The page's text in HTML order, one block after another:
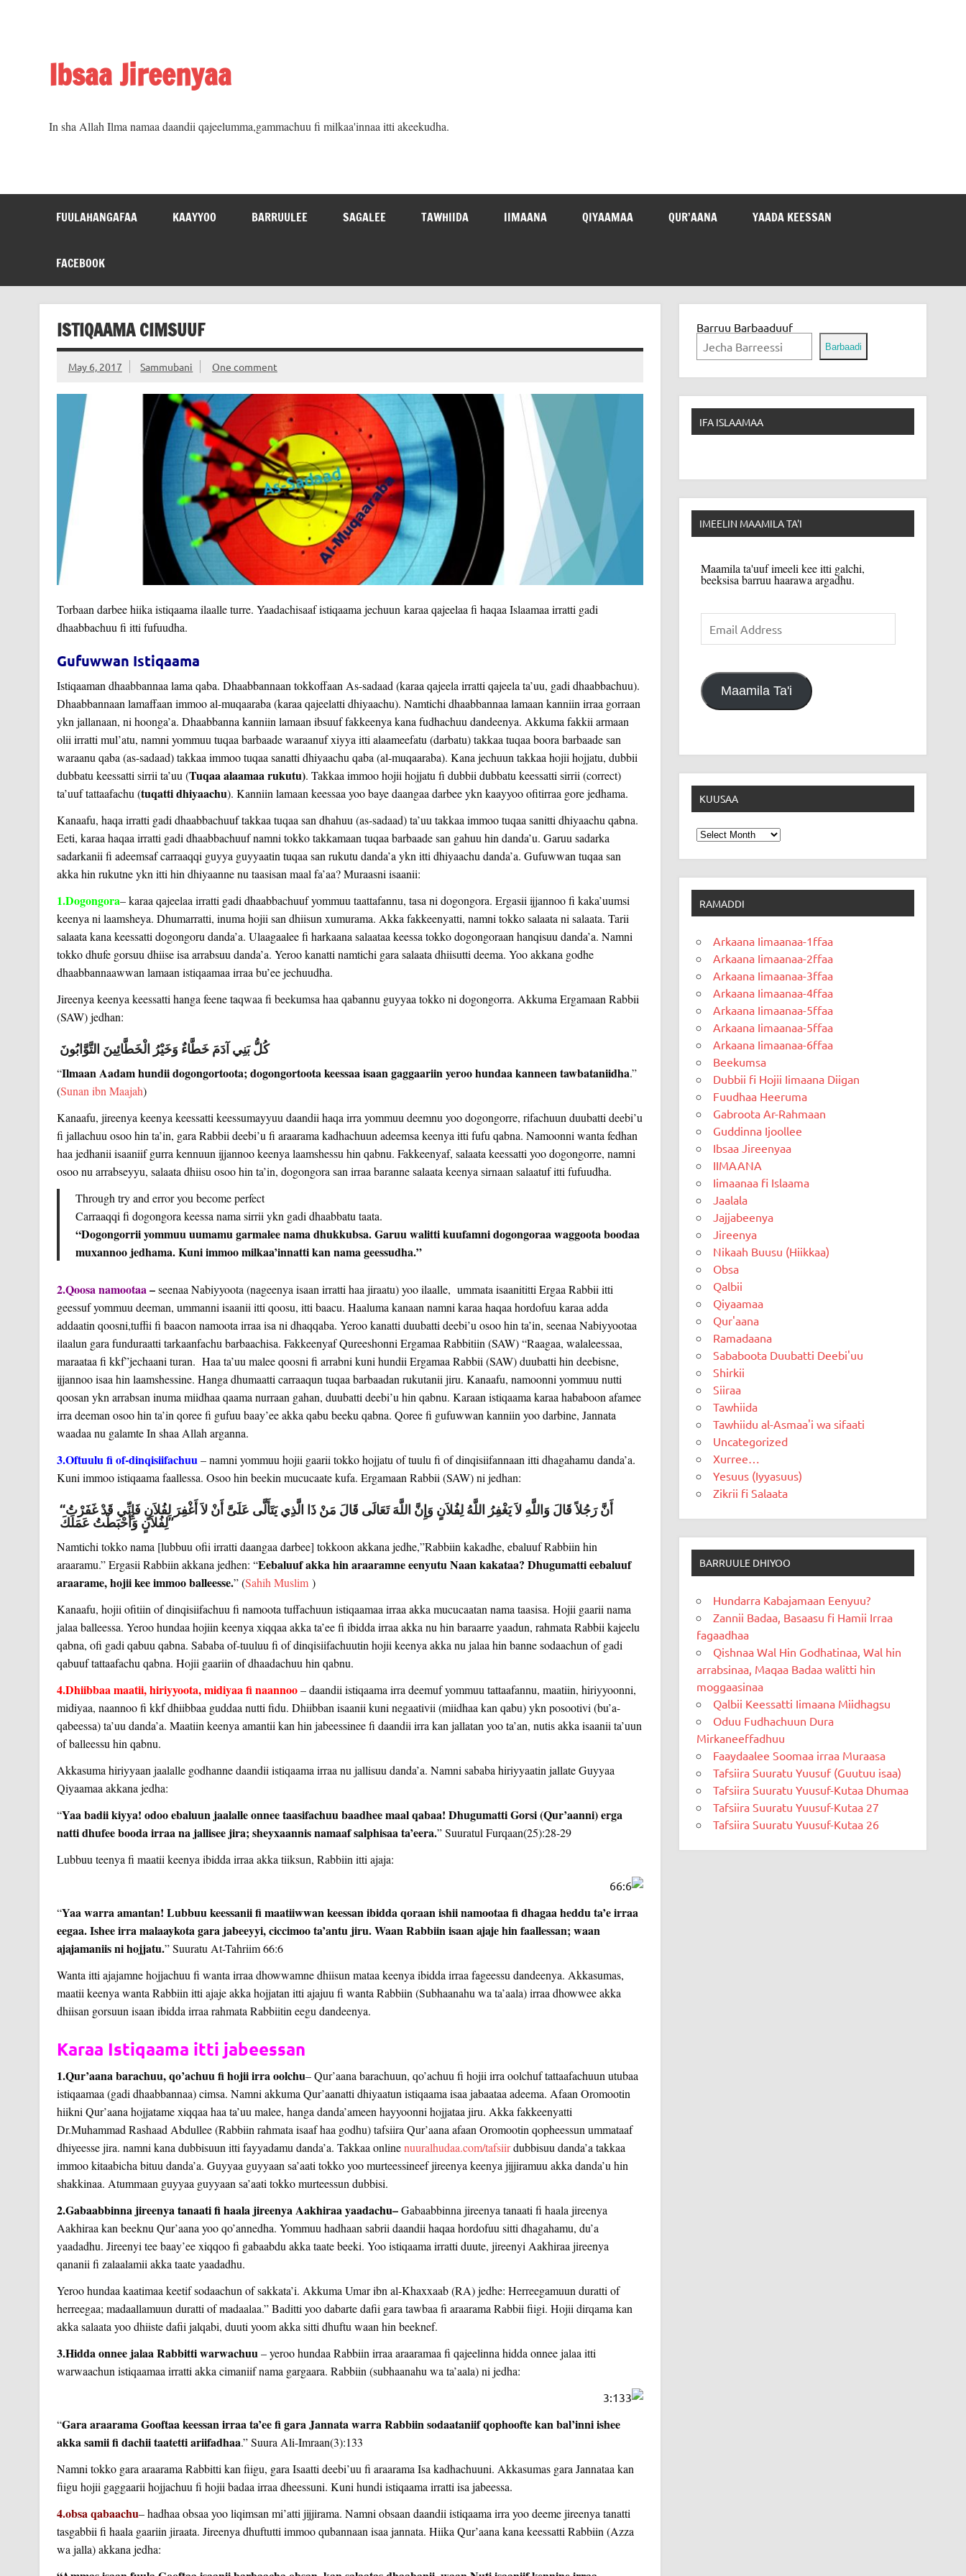
Ibsaa Jireenyaa
In sha Allah Ilma namaa daandii qajeelumma,gammachuu fi milkaa'innaa itti akeekudha.
FUULAHANGAFAA KAAYYOO BARRUULEE SAGALEE TAWHIIDA IIMAANA QIYAAMAA QUR’AANA YAADA KEESSAN
FACEBOOK
ISTIQAAMA CIMSUUF
May 6, 2017 Sammubani One comment
Torbaan darbee hiika istiqaama ilaalle turre. Yaadachisaaf istiqaama jechuun karaa qajeelaa fi haqaa Islaamaa irratti gadi
dhaabbachuu fi itti fufuudha.
Gufuwwan Istiqaama
Istiqaaman dhaabbannaa lama qaba. Dhaabbannaan tokkoffaan As-sadaad (karaa qajeela irratti qajeela ta’uu, gadi dhaabbachuu).
Dhaabbannaan lamaffaan immoo al-muqaaraba (karaa qajeelatti dhiyaachu). Namtichi dhaabbannaa lamaan kanniin irraa gorraan
ykn jallanaan, ni hoonga’a. Dhaabbanna kanniin lamaan ibsuuf fakkeenya kana fudhachuu dandeenya. Akkuma fakkii armaan
olii irratti mul’atu, namni yommuu tuqaa barbaade waraanuf xiyya itti alaameefatu (darbatu) takkaa tuqaa boora barbaade san
waraanu qaba (as-sadaad) takkaa immoo tuqaa sanatti dhiyaachu qaba (al-muqaaraba). Kana jechuun takkaa hojii hojjatu, dubbii
dubbatu keessatti sirrii ta’uu (Tuqaa alaamaa rukutu). Takkaa immoo hojii hojjatu fi dubbii dubbatu keessatti sirrii (correct)
ta’uuf tattaafachu (tuqatti dhiyaachu). Kanniin lamaan keessaa yoo baye daangaa darbee ykn kaayyoo ofitirraa gore jedhama.
Kanaafu, haqa irratti gadi dhaabbachuuf takkaa tuqaa san dhahuu (as-sadaad) ta’uu takkaa immoo tuqaa sanitti dhiyaachu qabna.
Eeti, karaa haqaa irratti gadi dhaabbachuuf namni tokko takkamaan tuqaa barbaade san gahuu hin danda’u. Garuu sadarka
sadarkanii fi adeemsaf carraaqqi guyya guyyaatin tuqaa san rukutu danda’a ykn itti dhiyaachu danda’a. Gufuwwan tuqaa san
akka hin rukutne ykn itti hin dhiyaanne nu taasisan maal fa’aa? Muraasni isaanii:
1.Dogongora– karaa qajeelaa irratti gadi dhaabbachuuf yommuu taattafannu, tasa ni dogongora. Ergasii ijjannoo fi kaka’uumsi
keenya ni laamsheya. Dhumarratti, inuma hojii san dhiisun xumurama. Akka fakkeenyatti, namni tokko salaata ni salaata. Tarii
salaata kana keessatti dogongoru danda’a. Ulaagaalee fi harkaana salaataa keessa tokko dogongoraan hanqisuu danda’a. Namni
tokko dhufe gorsuu dhiise isa arrabsuu danda’a. Yeroo kanatti namtichi gara salaata dhiisutti deema. Yoo akkana godhe
dhaabbannaawwan lamaan istiqaamaa irraa bu’ee jechuudha.
Jireenya keenya keessatti hanga feene taqwaa fi beekumsa haa qabannu guyyaa tokko ni dogongorra. Akkuma Ergamaan Rabbii
(SAW) jedhan:
كُلُّ بَنِي آدَمَ خَطَّاءٌ وَخَيْرُ الْخَطَّائِينَ التَّوَّابُونَ
“Ilmaan Aadam hundii dogongortoota; dogongortoota keessaa isaan gaggaariin yeroo hundaa kanneen tawbataniidha.”
(Sunan ibn Maajah)
Kanaafu, jireenya keenya keessatti keessumayyuu daandii haqa irra yommuu deemnu yoo dogongorre, rifachuun duubatti deebi’u
fi jallachuu osoo hin ta’in, gara Rabbii deebi’u fi araarama kadhachuun adeemsa keenya itti fufu qabna. Namoonni wanta fedhan
haa jedhanii isaaniif gurra kennuun ijjannoo keenya laamshessu hin qabnu. Fakkeenyaf, salaata keessatti yoo dogongorre, namni
osoo nu arrabseyyu, salaata dhiisu osoo hin ta’in, dogongora san irraa baranne salaata keenya sirnaan salaatuf itti fufuudha.
Through try and error you become perfect
Carraaqqi fi dogongora keessa nama sirrii ykn gadi dhaabbatu taata.
“Dogongorrii yommuu uumamu garmalee nama dhukkubsa. Garuu walitti kuufamni dogongoraa waggoota boodaa
muxannoo jedhama. Kuni immoo milkaa’innatti kan nama geessudha.”
2.Qoosa namootaa–seenaa Nabiyyoota (nageenya isaan irratti haa jiraatu) yoo ilaalle, ummata isaanititti Ergaa Rabbii itti
geessuf yommuu deeman, ummanni isaanii itti qoosu, itti baacu. Haaluma kanaan namni karaa haqaa hordofuu karaa adda
addaatin qoosni,tuffii fi baacon namoota irraa isa ni dhaqqaba. Yeroo kanatti duubatti deebi’u osoo hin ta’in, seenaa Nabiyyootaa
ilaalun gara funduraatti tarkaanfachu barbaachisa. Fakkeenyaf Qureeshonni Ergamaa Rabbitiin (SAW) “Raagaa, walaleessaa,
maraataa fi kkf”jechaani turan. Haa ta’uu malee qoosni fi arrabni kuni hundii Ergamaa Rabbii (SAW) duubatti hin deebisne,
ijjannoo isaa hin laamshessine. Hanga dhumaatti carraaqun tuqaa barbaadan rukutanii jiru. Kanaafu, namoonni yommuu nutti
qoosan ykn arrabsan inuma miidhaa qaama nurraan gahan, duubatti deebi’u hin qabnu. Karaan istiqaama karaa hababoon afamee
irra deeman osoo hin ta’in qoree fi gufuu baay’ee akka qabu beeku qabna. Qoree fi gufuwwan kanniin yoo darbine, Jannata
waadaa nu galamte In shaa Allah arganna.
3.Oftuulu fi of-dinqisiifachuu – namni yommuu hojii gaarii tokko hojjatu of tuulu fi of dinqisiifannaan itti dhagahamu danda’a.
Kuni immoo istiqaama faallessa. Osoo hin beekin mucucaate kufa. Ergamaan Rabbii (SAW) ni jedhan:
“‏ أَنَّ رَجُلاً قَالَ وَاللَّهِ لاَ يَغْفِرُ اللَّهُ لِفُلاَنٍ وَإِنَّ اللَّهَ تَعَالَى قَالَ مَنْ ذَا الَّذِي يَتَأَلَّى عَلَىَّ أَنْ لاَ أَغْفِرَ لِفُلاَنٍ فَإِنِّي قَدْ غَفَرْتُ
لِفُلاَنٍ وَأَحْبَطْتُ عَمَلَكَ ‏”
Namtichi tokko nama [lubbuu ofii irratti daangaa darbee] tokkoon akkana jedhe,”Rabbiin kakadhe, ebaluuf Rabbiin hin
araaramu.” Ergasii Rabbiin akkana jedhen: “Eebaluuf akka hin araaramne eenyutu Naan kakataa? Dhugumatti eebaluuf
araarame, hojii kee immoo balleesse.” (Sahih Muslim)
Kanaafu, hojii ofitiin of dinqisiifachuu fi namoota tuffachuun istiqaamaa irraa akka mucucaatan nama taasisa. Hojii gaarii nama
jalaa balleessa. Yeroo hundaa hojiin keenya xiqqaa akka ta’ee fi ibidda irraa akka nu hin baraarre yaadun, rahmata Rabbii kajeelu
qabna, ofi gadi qabuu qabna. Sababa of-tuuluu fi of dinqisiifachuutin hojii keenya akka nu jalaa hin banne sodaachun of gadi
qabuuf tattaafachu qabna. Hojii gaariin of dhaadachuu hin qabnu.
4.Dhiibbaa maatii, hiriyyoota, midiyaa fi naannoo– daandii istiqaama irra deemuf yommuu tattaafannu, maatiin, hiriyyoonni,
midiyaa, naannoo fi kkf dhiibbaa guddaa nutti fidu. Dhiibban isaanii kuni negaativii (miidhaa kan qabu) ykn posootivi (bu’a-
qabeessa) ta’uu danda’a. Maatiin keenya amantii kan hin jabeessinee fi daandii irra kan jallatan yoo ta’an, nutis akka isaanii ta’uun
of balleessu hin qabnu.
Akkasuma hiriyyaan jaalalle godhanne daandii istiqaama irraa nu jallisuu danda’a. Namni sababa hiriyyaatin jallate Guyyaa
Qiyaamaa akkana jedha:
“Yaa badii kiyya! odoo ebaluun jaalalle onnee taasifachuu baadhee maal qabaa! Dhugumatti Gorsi (Qur’aanni) erga
natti dhufee booda irraa na jallisee jira; sheyxaannis namaaf salphisaa ta’eera.” Suuratul Furqaan(25):28-29
Lubbuu teenya fi maatii keenya ibidda irraa akka tiiksun, Rabbiin itti ajaja:
“Yaa warra amantan! Lubbuu keessanii fi maatiiwwan keessan ibidda qoraan ishii namootaa fi dhagaa heddu ta’e irraa
eegaa. Ishee irra malaaykota gara jabeeyyi, ciccimoo ta’antu jiru. Waan Rabbiin isaan ajaje hin faallessan; waan
ajajamaniis ni hojjatu.” Suuratu At-Tahriim 66:6
Wanta itti ajajamne hojjachuu fi wanta irraa dhowwamne dhiisun mataa keenya ibidda irraa fageessu dandeenya. Akkasumas,
maatii keenya wanta Rabbiin itti ajaje akka hojjatan itti ajajuu fi wanta Rabbiin (Subhaanahu wa ta’aala) irraa dhowwee akka
dhiisan gorsuun isaan ibidda irraa rahmata Rabbiitin eegu dandeenya.
Karaa Istiqaama itti jabeessan
1.Qur’aana barachuu, qo’achuu fi hojii irra oolchu– Qur’aana barachuun, qo’achuu fi hojii irra oolchuf tattaafachuun utubaa
istiqaamaa (gadi dhaabbannaa) cimsa. Namni akkuma Qur’aanatti dhiyaatun istiqaama isaa jabaataa adeema. Afaan Oromootin
hiikni Qur’aana hojjatame xiqqaa haa ta’uu malee, hanga danda’ameen hayyoonni hojjataa jiru. Akka fakkeenyatti
Dr.Muhammad Rashaad Abdullee (Rabbiin rahmata isaaf haa godhu) tafsiira Qur’aana afaan Oromootin qopheessun ummataaf
dhiyeesse jira. namni kana dubbisuun itti fayyadamu danda’a. Takkaa onlinenuuralhudaa.com/tafsiirdubbisuu danda’a takkaa
immoo kitaabicha bituu danda’a. Guyyaa guyyaan sa’aati tokko yoo murteessineef jireenya keenya jijjiramuu akka danda’u hin
shakkinaa. Atummaan guyyaa guyyaan sa’aati tokko murteessun dubbisi.
2.Gabaabbinna jireenya tanaati fi haala jireenya Aakhiraa yaadachu–Gabaabbinna jireenya tanaati fi haala jireenya
Aakhiraa kan beeknu Qur’aana yoo qo’annedha. Yommuu hadhaan sabrii daandii haqaa hordofuu sitti dhagahamu, du’a
yaadadhu. Jireenyi tee baay’ee xiqqoo fi gabaabdu akka taate beeki. Yoo istiqaama irratti duute, jireenyi Aakhiraa jireenya
qananii fi zalaalamii akka taate yaadadhu.
Yeroo hundaa kaatimaa keetif sodaachun of sakkata’i. Akkuma Umar ibn al-Khaxxaab (RA) jedhe: Herreegamuun duratti of
herreegaa; madaallamuun duratti of madaalaa.” Baditti yoo dabarte dafii gara tawbaa fi araarama Rabbii fiigi. Hojii dirqama kan
akka salaata yoo dhiiste dafii jalqabi, duuti yoom akka sitti dhuftu waan hin beeknef.
3.Hidda onnee jalaa Rabbitti warwachuu– yeroo hundaa Rabbiin irraa araaramaa fi qajeelinna hidda onnee jalaa itti
warwaachun istiqaamaa irratti akka cimaniif nama gargaara. Rabbiin (subhaanahu wa ta’aala) ni jedha:
“Gara araarama Gooftaa keessan irraa ta’ee fi gara Jannata warra Rabbiin sodaataniif qophoofte kan bal’inni ishee
akka samii fi dachii taatetti ariifadhaa.” Suura Ali-Imraan(3):133
Namni tokko gara araarama Rabbitti kan fiigu, gara Isaatti deebi’uu fi araarama Isa kadhachuuni. Akkasumas gara Jannataa kan
fiigu hojii gaggaarii hojjachuu fi hojii badaa irraa dheessuni. Kuni hundi istiqaama irratti isa jabeessa.
4.obsa qabaachu– hadhaa obsaa yoo liqimsan mi’atti jijjirama. Namni obsaan daandii istiqaama irra yoo deeme jireenya tanatti
tasgabbii fi haala gaariin jiraata. Jireenya dhuftutti immoo qubannaan isaa jannata. Hiika Qur’aana kana keessatti Rabbiin (Azza
wa jalla) akkana jedha:
Barruu Barbaaduuf
Barbaadi
IFA ISLAAMAA
IMEELIN MAAMILA TA'I
Maamila ta'uuf imeeli kee itti galchi,
beeksisa barruu haarawa argadhu.
Email
Address
Maamila Ta'i
KUUSAA
Kuusaa
RAMADDI
Arkaana Iimaanaa-1ffaa
Arkaana Iimaanaa-2ffaa
Arkaana Iimaanaa-3ffaa
Arkaana Iimaanaa-4ffaa
Arkaana Iimaanaa-5ffaa
Arkaana Iimaanaa-5ffaa
Arkaana Iimaanaa-6ffaa
Beekumsa
Dubbii fi Hojii Iimaana Diigan
Fuudhaa Heeruma
Gabroota Ar-Rahmaan
Guddinna Ijoollee
Ibsaa Jireenyaa
IIMAANA
Iimaanaa fi Islaama
Jaalala
Jajjabeenya
Jireenya
Nikaah Buusu (Hiikkaa)
Obsa
Qalbii
Qiyaamaa
Qur'aana
Ramadaana
Sababoota Duubatti Deebi'uu
Shirkii
Siiraa
Tawhiida
Tawhiidu al-Asmaa'i wa sifaati
Uncategorized
Xurree…
Yesuus (Iyyasuus)
Zikrii fi Salaata
BARRUULE DHIYOO
Hundarra Kabajamaan Eenyuu?
Zannii Badaa, Basaasu fi Hamii Irraa
fagaadhaa
Qishnaa Wal Hin Godhatinaa, Wal hin
arrabsinaa, Maqaa Badaa walitti hin
moggaasinaa
Qalbii Keessatti Iimaana Miidhagsu
Oduu Fudhachuun Dura
Mirkaneeffadhuu
Faaydaalee Soomaa irraa Muraasa
Tafsiira Suuratu Yuusuf (Guutuu isaa)
Tafsiira Suuratu Yuusuf-Kutaa Dhumaa
Tafsiira Suuratu Yuusuf-Kutaa 27
Tafsiira Suuratu Yuusuf-Kutaa 26